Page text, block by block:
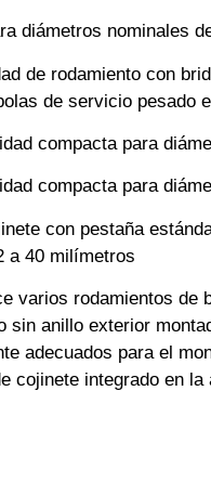
diámetros nominales
de rodamiento con
de servicio pesado
compacta para
compacta para
con pestaña
a 40 milímetros
varios rodamientos de
sin anillo exterior
adecuados para el
cojinete integrado en la